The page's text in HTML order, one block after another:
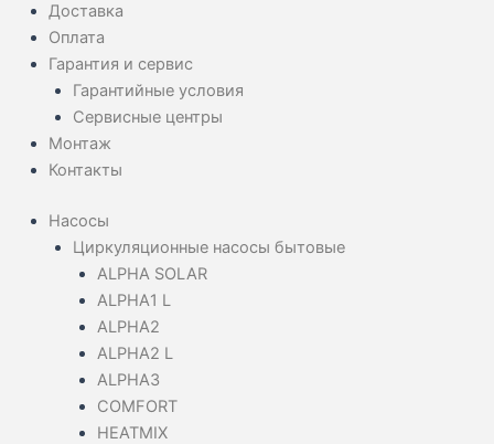
Доставка
Оплата
Гарантия и сервис
Гарантийные условия
Сервисные центры
Монтаж
Контакты
Насосы
Циркуляционные насосы бытовые
ALPHA SOLAR
ALPHA1 L
ALPHA2
ALPHA2 L
ALPHA3
COMFORT
HEATMIX